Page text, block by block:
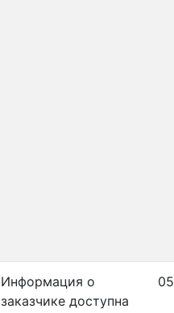
Информация о
заказчике доступна